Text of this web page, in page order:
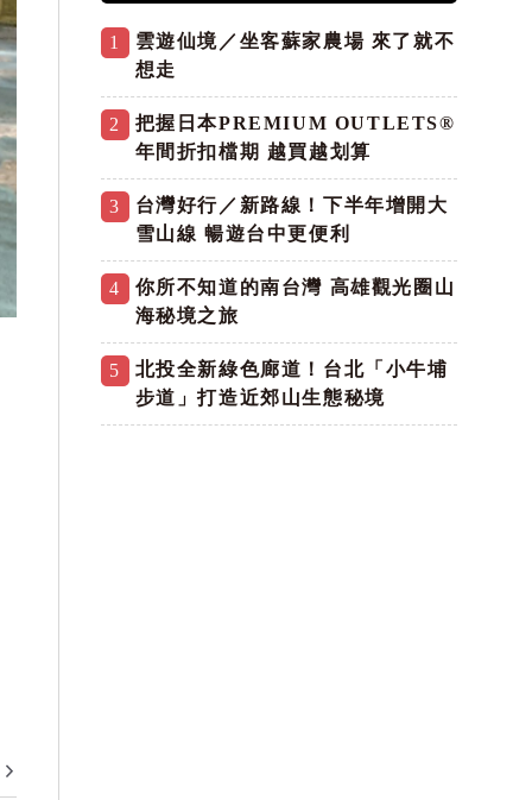
1
雲遊仙境／坐客蘇家農場 來了就不
想走
2
把握日本PREMIUM OUTLETS®
年間折扣檔期 越買越划算
3
台灣好行／新路線！下半年增開大
雪山線 暢遊台中更便利
4
你所不知道的南台灣 高雄觀光圈山
海秘境之旅
5
北投全新綠色廊道！台北「小牛埔
步道」打造近郊山生態秘境